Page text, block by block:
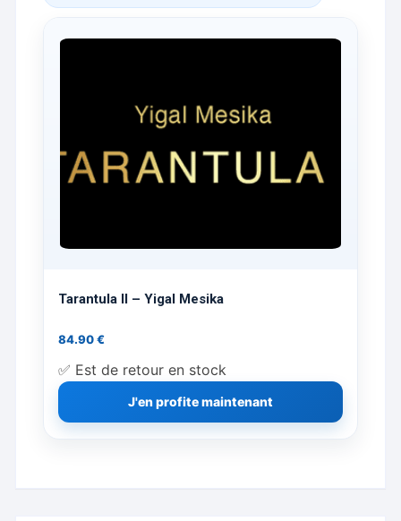
Tarantula II – Yigal Mesika
84.90€
✅ Est de retour en stock
J'en profite maintenant